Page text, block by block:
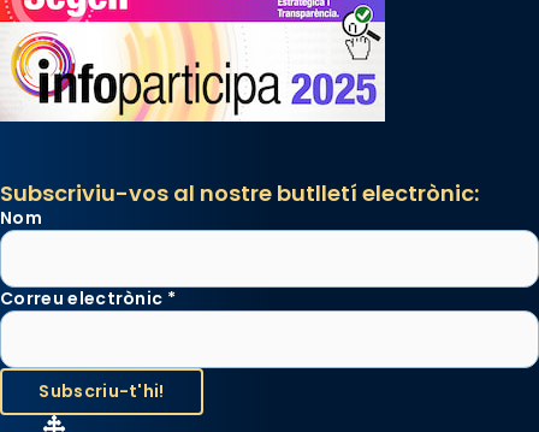
Subscriviu-vos al nostre butlletí electrònic:
Nom
Correu electrònic *